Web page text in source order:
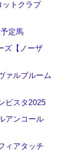
ットクラブ
定馬
ズ【ノーザ
ァルブルーム
ビスタ2025
アンコール
ィアタッチ